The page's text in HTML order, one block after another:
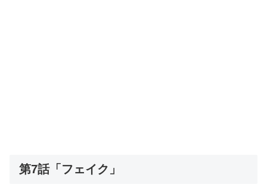
第7話「フェイク」